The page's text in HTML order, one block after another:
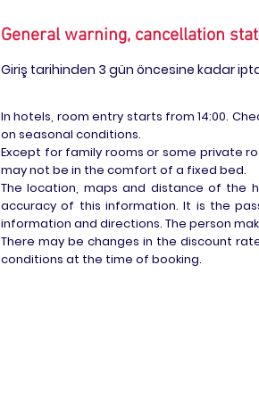
General warning, cancellation
Giriş tarihinden 3 gün öncesine kadar
In hotels, room entry starts from 14:00.
on seasonal conditions.
Except for family rooms or some private
may not be in the comfort of a fixed bed.
The location, maps and distance of the
accuracy of this information. It is the
information and directions. The person
There may be changes in the discount
conditions at the time of booking.